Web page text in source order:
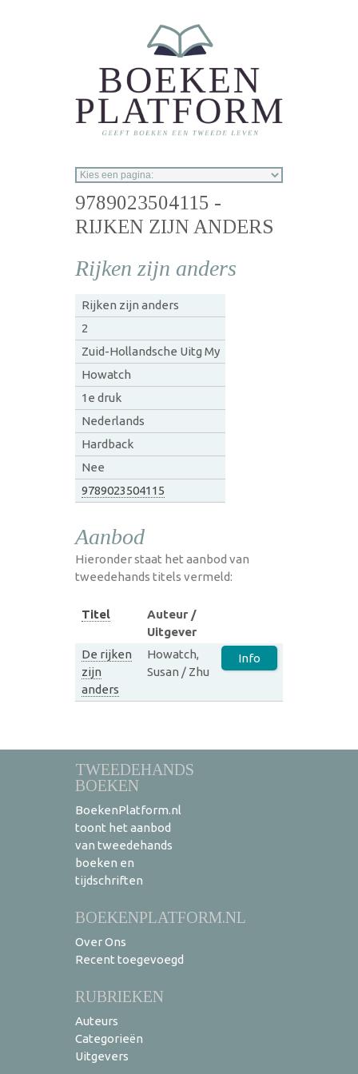
9789023504115 -
RIJKEN ZIJN ANDERS
Rijken zijn anders
Rijken zijn anders
2
Zuid-Hollandsche Uitg My
Howatch
1e druk
Nederlands
Hardback
Nee
9789023504115
Aanbod
Hieronder staat het aanbod van
tweedehands titels vermeld:
Titel
Auteur /
Uitgever
De rijken
zijn
anders
Howatch,
Susan / Zhu
Info
TWEEDEHANDS
BOEKEN
BoekenPlatform.nl
toont het aanbod
van tweedehands
boeken en
tijdschriften
BOEKENPLATFORM.NL
Over Ons
Recent toegevoegd
RUBRIEKEN
Auteurs
Categorieën
Uitgevers